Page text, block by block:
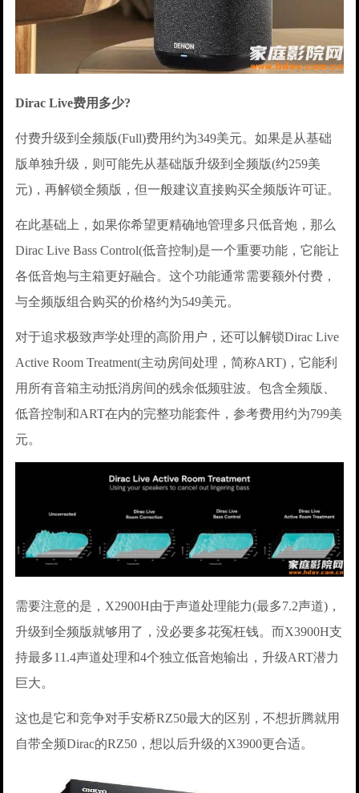
Dirac Live费用多少?
付费升级到全频版(Full)费用约为349美元。如果是从基础
版单独升级，则可能先从基础版升级到全频版(约259美
元)，再解锁全频版，但一般建议直接购买全频版许可证。
在此基础上，如果你希望更精确地管理多只低音炮，那么
Dirac Live Bass Control(低音控制)是一个重要功能，它能让
各低音炮与主箱更好融合。这个功能通常需要额外付费，
与全频版组合购买的价格约为549美元。
对于追求极致声学处理的高阶用户，还可以解锁Dirac Live
Active Room Treatment(主动房间处理，简称ART)，它能利
用所有音箱主动抵消房间的残余低频驻波。包含全频版、
低音控制和ART在内的完整功能套件，参考费用约为799美
元。
需要注意的是，X2900H由于声道处理能力(最多7.2声道)，
升级到全频版就够用了，没必要多花冤枉钱。而X3900H支
持最多11.4声道处理和4个独立低音炮输出，升级ART潜力
巨大。
这也是它和竞争对手安桥RZ50最大的区别，不想折腾就用
自带全频Dirac的RZ50，想以后升级的X3900更合适。